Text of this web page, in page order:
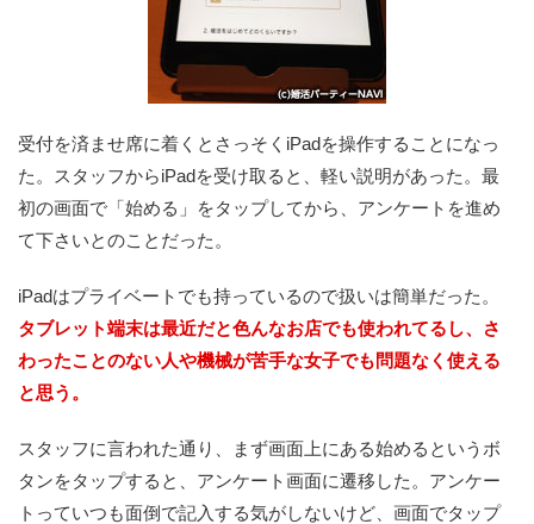
受付を済ませ席に着くとさっそくiPadを操作することになっ
た。スタッフからiPadを受け取ると、軽い説明があった。最
初の画面で「始める」をタップしてから、アンケートを進め
て下さいとのことだった。
iPadはプライベートでも持っているので扱いは簡単だった。
タブレット端末は最近だと色んなお店でも使われてるし、さ
わったことのない人や機械が苦手な女子でも問題なく使える
と思う。
スタッフに言われた通り、まず画面上にある始めるというボ
タンをタップすると、アンケート画面に遷移した。アンケー
トっていつも面倒で記入する気がしないけど、画面でタップ